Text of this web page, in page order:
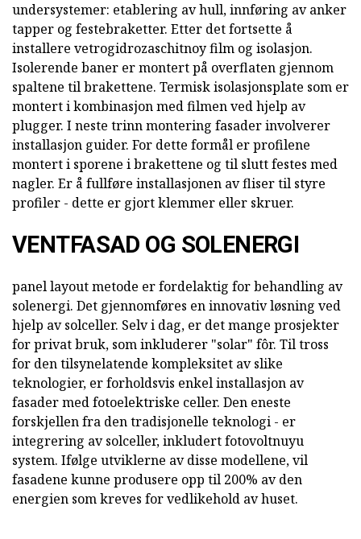
undersystemer: etablering av hull, innføring av anker
tapper og festebraketter. Etter det fortsette å
installere vetrogidrozaschitnoy film og isolasjon.
Isolerende baner er montert på overflaten gjennom
spaltene til brakettene. Termisk isolasjonsplate som er
montert i kombinasjon med filmen ved hjelp av
plugger. I neste trinn montering fasader involverer
installasjon guider. For dette formål er profilene
montert i sporene i brakettene og til slutt festes med
nagler. Er å fullføre installasjonen av fliser til styre
profiler - dette er gjort klemmer eller skruer.
VENTFASAD OG SOLENERGI
panel layout metode er fordelaktig for behandling av
solenergi. Det gjennomføres en innovativ løsning ved
hjelp av solceller. Selv i dag, er det mange prosjekter
for privat bruk, som inkluderer "solar" fôr. Til tross
for den tilsynelatende kompleksitet av slike
teknologier, er forholdsvis enkel installasjon av
fasader med fotoelektriske celler. Den eneste
forskjellen fra den tradisjonelle teknologi - er
integrering av solceller, inkludert fotovoltnuyu
system. Ifølge utviklerne av disse modellene, vil
fasadene kunne produsere opp til 200% av den
energien som kreves for vedlikehold av huset.